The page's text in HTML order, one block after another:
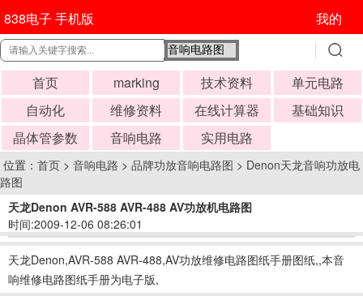
838电子 手机版 我的
首页 marking 技术资料
单元电路
自动化
维修资料 在线计算器
基础知识
晶体管参数
音响电路 实用电路
位置： 首页 > 音响电路 > 品牌功放音响电路图 > Denon天龙音响功放电
路图
天龙Denon AVR-588 AVR-488 AV功放机电路图
时间:2009-12-06 08:26:01
天龙Denon,AVR-588 AVR-488,AV功放维修电路图纸手册图纸,,本音
响维修电路图纸手册为电子版,